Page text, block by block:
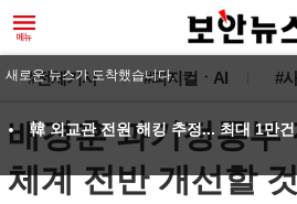
#전체기사 #피지컬ㆍAI #
배경훈 과기정통부
체계 전반 개선할
새로운 뉴스가 도착했습니다.
韓 외교관 전원 해킹 추정... 최대 1만